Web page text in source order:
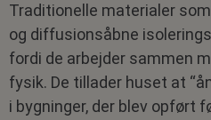
Traditionelle materialer
og diffusionsåbne
fordi de arbejder sammen
fysik. De tillader huset at
i bygninger, der blev opført